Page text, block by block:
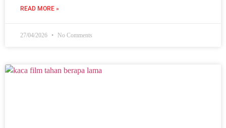
READ MORE »
27/04/2026 No Comments